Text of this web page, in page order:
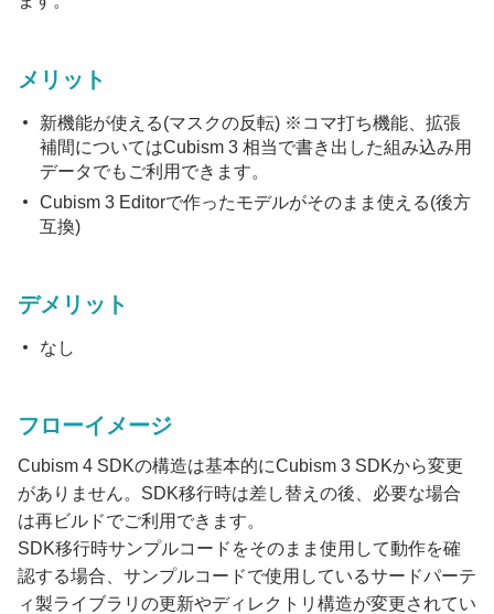
メリット
新機能が使える(マスクの反転) ※コマ打ち機能、拡張
補間についてはCubism 3 相当で書き出した組み込み用
データでもご利用できます。
Cubism 3 Editorで作ったモデルがそのまま使える(後方
互換)
デメリット
なし
フローイメージ
Cubism 4 SDKの構造は基本的にCubism 3 SDKから変更
がありません。SDK移行時は差し替えの後、必要な場合
は再ビルドでご利用できます。
SDK移行時サンプルコードをそのまま使用して動作を確
認する場合、サンプルコードで使用しているサードパーテ
ィ製ライブラリの更新やディレクトリ構造が変更されてい